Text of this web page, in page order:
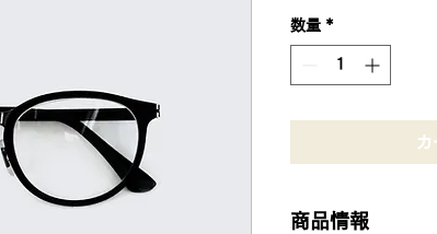
数量 *
商品情報